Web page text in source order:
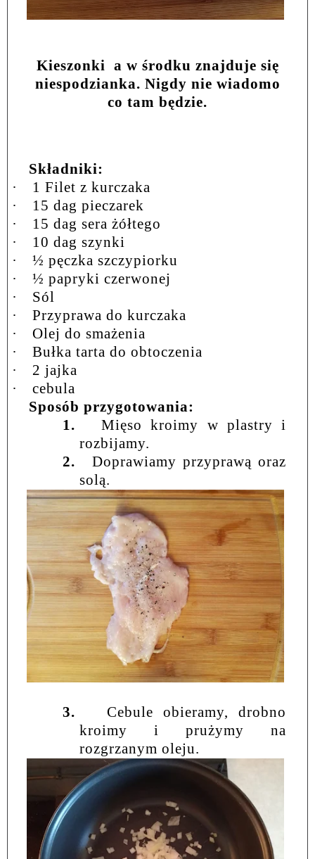
Kieszonki a w środku znajduje się
niespodzianka. Nigdy nie wiadomo
co tam będzie.
Składniki:
·
1 Filet z kurczaka
·
15 dag pieczarek
·
15 dag sera żółtego
·
10 dag szynki
·
½ pęczka szczypiorku
·
½ papryki czerwonej
·
Sól
·
Przyprawa do kurczaka
·
Olej do smażenia
·
Bułka tarta do obtoczenia
·
2 jajka
·
cebula
Sposób przygotowania:
1.
Mięso kroimy w plastry i
rozbijamy.
2.
Doprawiamy przyprawą oraz
solą.
3.
Cebule obieramy, drobno
kroimy i prużymy na
rozgrzanym oleju.